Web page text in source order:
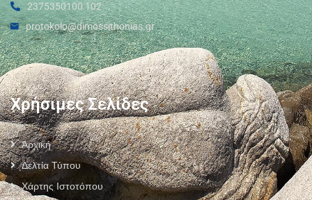
2375350100 102
protokolo@dimossithonias.gr
Χρήσιμες Σελίδες
Αρχική
Δελτία Τύπου
Χάρτης Ιστοτόπου